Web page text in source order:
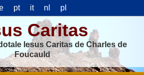
pt it nl pl
Caritas
Iesus Caritas de Charles de
Foucauld